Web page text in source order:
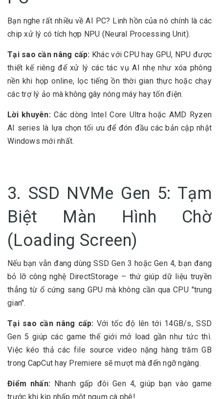
Bạn nghe rất nhiều về AI PC? Linh hồn của nó chính là các
chip xử lý có tích hợp NPU (Neural Processing Unit).
Tại sao cần nâng cấp: Khác với CPU hay GPU, NPU được
thiết kế riêng để xử lý các tác vụ AI nhẹ như xóa phông
nền khi họp online, lọc tiếng ồn thời gian thực hoặc chạy
các trợ lý ảo mà không gây nóng máy hay tốn điện.
Lời khuyên: Các dòng Intel Core Ultra hoặc AMD Ryzen
AI series là lựa chọn tối ưu để đón đầu các bản cập nhật
Windows mới nhất.
3. SSD NVMe Gen 5: Tạm
Biệt Màn Hình Chờ
(Loading Screen)
Nếu bạn vẫn đang dùng SSD Gen 3 hoặc Gen 4, bạn đang
bỏ lỡ công nghệ DirectStorage – thứ giúp dữ liệu truyền
thẳng từ ổ cứng sang GPU mà không cần qua CPU "trung
gian".
Tại sao cần nâng cấp: Với tốc độ lên tới 14GB/s, SSD
Gen 5 giúp các game thế giới mở load gần như tức thì.
Việc kéo thả các file source video nặng hàng trăm GB
trong CapCut hay Premiere sẽ mượt mà đến ngỡ ngàng.
Điểm nhấn: Nhanh gấp đôi Gen 4, giúp bạn vào game
trước khi kịp nhấp một ngụm cà phê!